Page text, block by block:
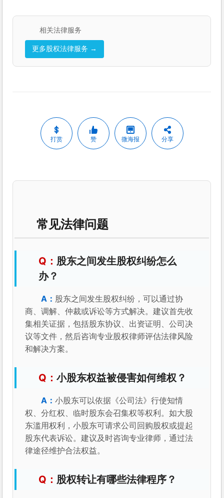
相关法律服务
更多股权法律服务 →
打赏 赞 微海报 分享
常见法律问题
股东之间发生股权纠纷怎么
办？
股东之间发生股权纠纷，可以通过协
商、调解、仲裁或诉讼等方式解决。建议首先收
集相关证据，包括股东协议、出资证明、公司决
议等文件，然后咨询专业股权律师评估法律风险
和解决方案。
小股东权益被侵害如何维权？
小股东可以依据《公司法》行使知情
权、分红权、临时股东会召集权等权利。如大股
东滥用权利，小股东可请求公司回购股权或提起
股东代表诉讼。建议及时咨询专业律师，通过法
律途径维护合法权益。
股权转让有哪些法律程序？